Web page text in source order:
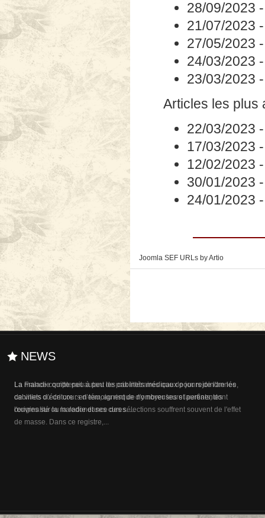
28/09/2023
21/07/2023
27/05/2023
24/03/2023
23/03/2023
Articles les plus
22/03/2023
17/03/2023
12/02/2023
30/01/2023
24/01/2023
Joomla SEF URLs by Artio
NEWS
La maladie quitte peu à peu les cabinets médicaux pour rejoindre les
cabinets d’écriture : en témoignent de nombreuses et pertinentes
œuvres sur la maladie et ses cures. ...